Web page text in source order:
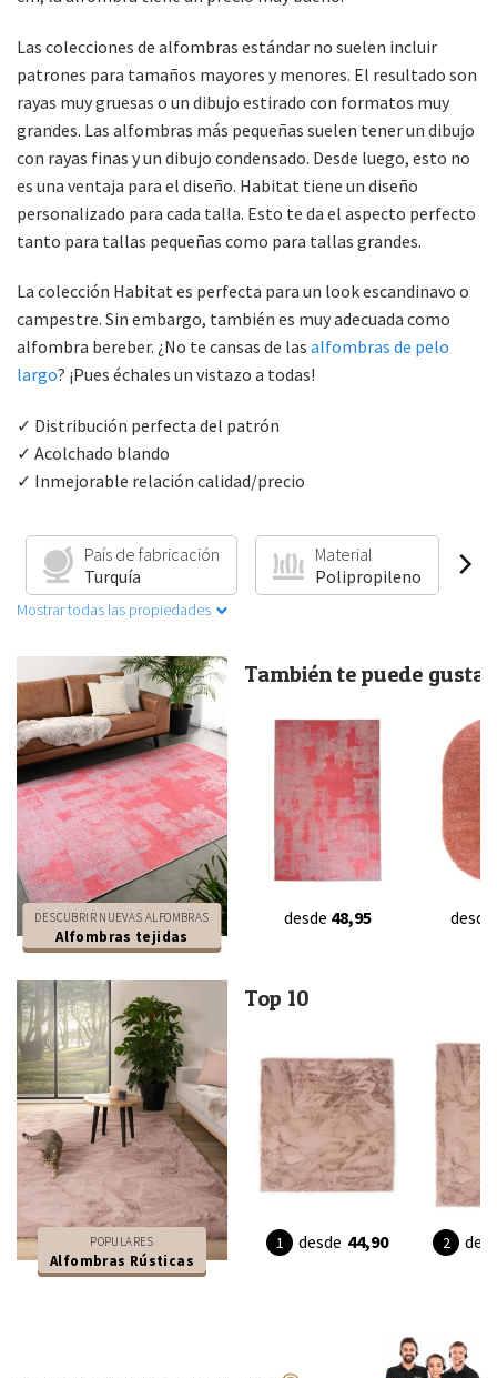
Las colecciones de alfombras estándar no suelen incluir
patrones para tamaños mayores y menores. El resultado son
rayas muy gruesas o un dibujo estirado con formatos muy
grandes. Las alfombras más pequeñas suelen tener un dibujo
con rayas finas y un dibujo condensado. Desde luego, esto no
es una ventaja para el diseño. Habitat tiene un diseño
personalizado para cada talla. Esto te da el aspecto perfecto
tanto para tallas pequeñas como para tallas grandes.
La colección Habitat es perfecta para un look escandinavo o
campestre. Sin embargo, también es muy adecuada como
alfombra bereber. ¿No te cansas de las alfombras de pelo
largo? ¡Pues échales un vistazo a todas!
✓ Distribución perfecta del patrón
✓ Acolchado blando
✓ Inmejorable relación calidad/precio
País de fabricación
Turquía
Material
Polipropileno
Mostrar todas las propiedades
DESCUBRIR NUEVAS ALFOMBRAS
Alfombras tejidas
También te puede
desde 48,95 desde
POPULARES
Alfombras Rústicas
Top 10
desde 44,90